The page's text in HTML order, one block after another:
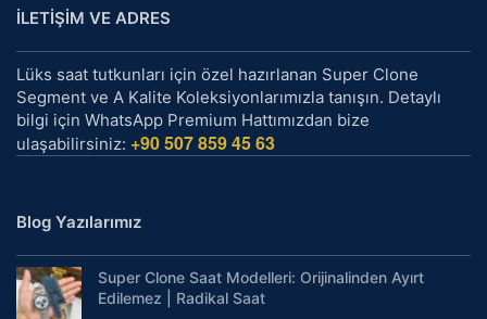
İLETİŞİM VE ADRES
Lüks saat tutkunları için özel hazırlanan Super Clone
Segment ve A Kalite Koleksiyonlarımızla tanışın. Detaylı
bilgi için WhatsApp Premium Hattımızdan bize
ulaşabilirsiniz: +90 507 859 45 63
Blog Yazılarımız
Super Clone Saat Modelleri: Orijinalinden Ayırt
Edilemez | Radikal Saat